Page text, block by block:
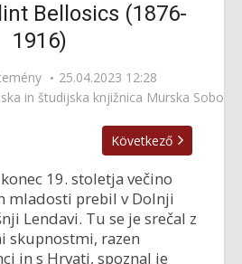
Bellosics (1876-
1916)
25.04.2023 12:28
in študijska knjižnica Murska Sobota
Következő
19. stoletja večino
mladosti prebil v Dolnji
Lendavi. Tu se je srečal z
skupnostmi, razen
in s Hrvati, spoznal je